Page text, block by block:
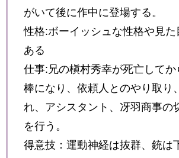
がいて後に作中に登場する。
性格:ボーイッシュな性格や見
ある
仕事:兄の槇村秀幸が死亡してか
棒になり、依頼人とのやり取り
れ、アシスタント、冴羽商事の
を行う。
得意技：運動神経は抜群、銃は